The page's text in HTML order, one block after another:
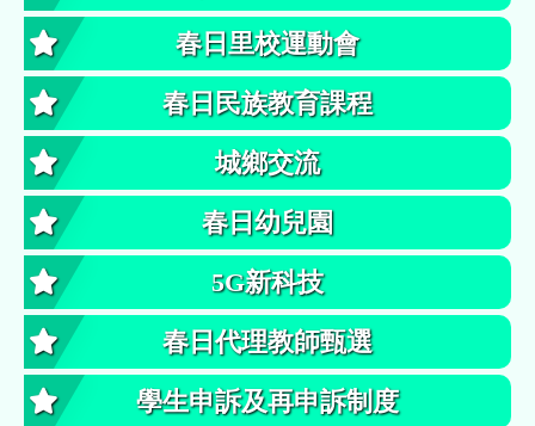
春日里校運動會
春日民族教育課程
城鄉交流
春日幼兒園
5G新科技
春日代理教師甄選
學生申訴及再申訴制度